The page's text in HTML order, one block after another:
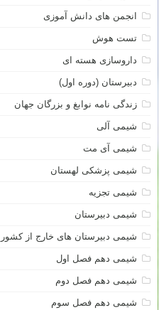
انجمن های دانش آموزی
تست هوش
داروسازی هسته ای
دبیرستان (دوره اول)
زندگی نامه نوابغ و بزرگان جهان
شیمی آلی
شیمی آی مت
شیمی پزشکی لهستان
شیمی تجزیه
شیمی دبیرستان
شیمی دبیرستان های خارج از کشور
شیمی دهم فصل اول
شیمی دهم فصل دوم
شیمی دهم فصل سوم